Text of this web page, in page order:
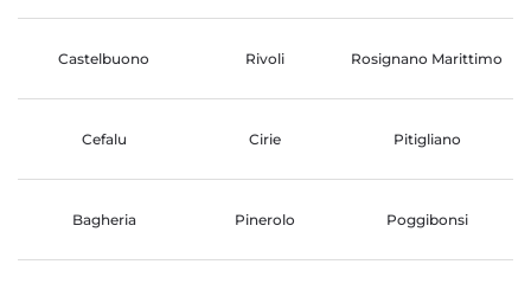
Castelbuono Rivoli Rosignano Marittimo
Cefalu Cirie Pitigliano
Bagheria Pinerolo Poggibonsi